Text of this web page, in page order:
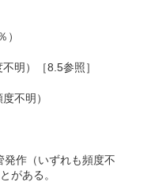
）
不明）［8.5参照］
不明）
発作（いずれも頻度不
がある。